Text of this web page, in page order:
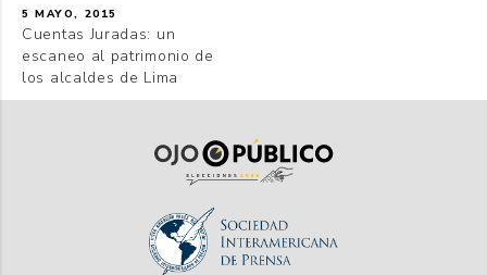
5 MAYO, 2015
Cuentas Juradas: un
escaneo al patrimonio de
los alcaldes de Lima